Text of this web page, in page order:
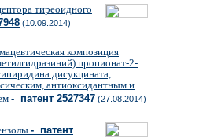
тиреоидного
(10.09.2014)
композиция
пропионат-2-
дисукцината,
антиоксидантным и
- патент 2527347 (27.08.2014)
- патент